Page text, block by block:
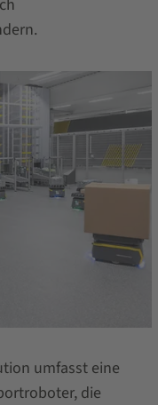
umfasst eine
die